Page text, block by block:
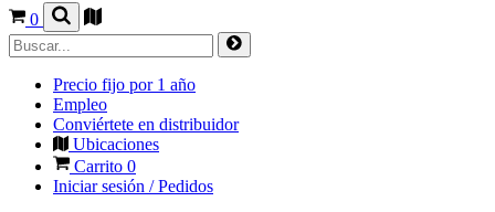
0
Precio fijo por 1 año
Empleo
Conviértete en distribuidor
Ubicaciones
Carrito 0
Iniciar sesión / Pedidos